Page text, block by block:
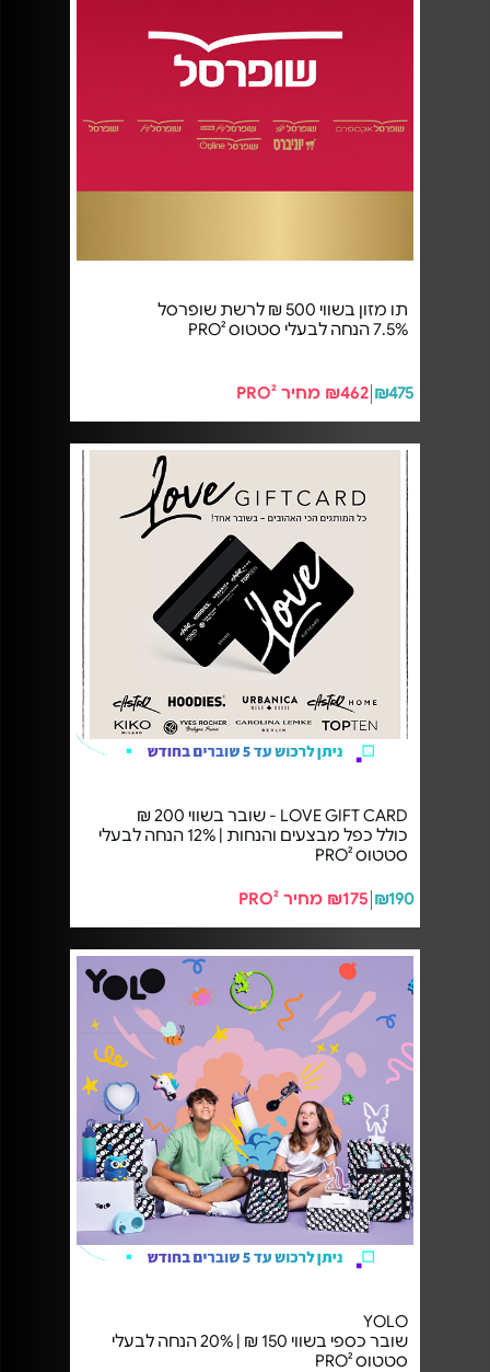
תו מזון בשווי 500 ₪ לרשת שופרסל
7.5% הנחה לבעלי סטטוס PRO²
₪475 ₪462 מחיר PRO²
LOVE GIFT CARD - שובר בשווי 200 ₪
כולל כפל מבצעים והנחות | 12% הנחה לבעלי
סטטוס PRO²
₪190 ₪175 מחיר PRO²
YOLO
שובר כספי בשווי 150 ₪ | 20% הנחה לבעלי
סטטוס PRO²